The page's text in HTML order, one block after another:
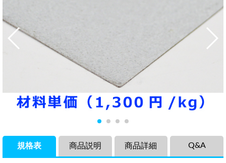
規格表 商品説明 商品詳細 Q&A